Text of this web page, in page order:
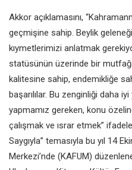
Akkor açıklamasını,
geçmişine sahip. Beylik
kıymetlerimizi anlatmak
statüsünün üzerinde bir
kalitesine sahip, endemikliğe
başarılılar. Bu zenginliği daha
yapmamız gereken, konu
çalışmak ve ısrar etmek”
Saygıyla” temasıyla bu yıl 14
Merkezi’nde (KAFUM)